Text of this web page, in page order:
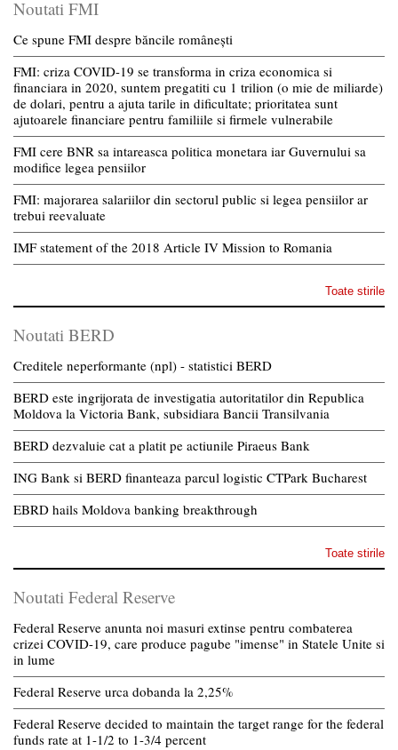
Noutati FMI
Ce spune FMI despre băncile românești
FMI: criza COVID-19 se transforma in criza economica si
financiara in 2020, suntem pregatiti cu 1 trilion (o mie de miliarde)
de dolari, pentru a ajuta tarile in dificultate; prioritatea sunt
ajutoarele financiare pentru familiile si firmele vulnerabile
FMI cere BNR sa intareasca politica monetara iar Guvernului sa
modifice legea pensiilor
FMI: majorarea salariilor din sectorul public si legea pensiilor ar
trebui reevaluate
IMF statement of the 2018 Article IV Mission to Romania
Toate stirile
Noutati BERD
Creditele neperformante (npl) - statistici BERD
BERD este ingrijorata de investigatia autoritatilor din Republica
Moldova la Victoria Bank, subsidiara Bancii Transilvania
BERD dezvaluie cat a platit pe actiunile Piraeus Bank
ING Bank si BERD finanteaza parcul logistic CTPark Bucharest
EBRD hails Moldova banking breakthrough
Toate stirile
Noutati Federal Reserve
Federal Reserve anunta noi masuri extinse pentru combaterea
crizei COVID-19, care produce pagube "imense" in Statele Unite si
in lume
Federal Reserve urca dobanda la 2,25%
Federal Reserve decided to maintain the target range for the federal
funds rate at 1-1/2 to 1-3/4 percent